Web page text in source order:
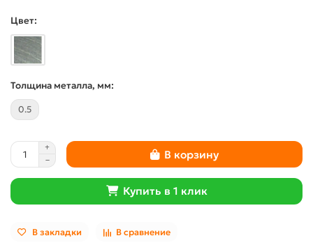
Цвет:
Толщина металла, мм:
0.5
В корзину
Купить в 1 клик
В закладки В сравнение